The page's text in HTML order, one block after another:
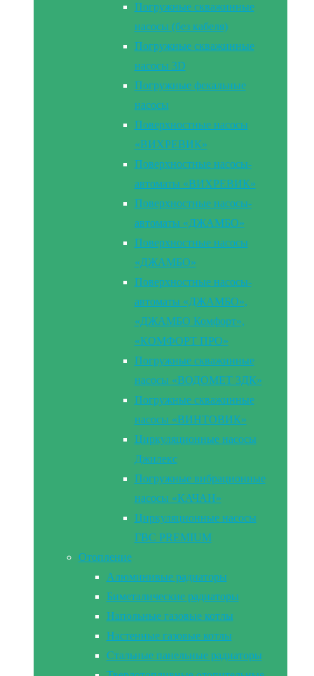
Погружные скважинные
насосы (без кабеля)
Погружные скважинные
насосы 3D
Погружные фекальные
насосы
Поверхностные насосы
«ВИХРЕВИК»
Поверхностные насосы-
автоматы «ВИХРЕВИК»
Поверхностные насосы-
автоматы «ДЖАМБО»
Поверхностные насосы
«ДЖАМБО»
Поверхностные насосы-
автоматы «ДЖАМБО»,
«ДЖАМБО Комфорт»,
«КОМФОРТ ПРО»
Погружные скважинные
насосы «ВОДОМЕТ 3ДК»
Погружные скважинные
насосы «ВИНТОВИК»
Циркуляционные насосы
Джилекс
Погружные вибрационные
насосы «КАЧАН»
Циркуляционные насосы
ГВС PREMIUM
Отопление
Алюминивые радиаторы
Биметалические радиаторы
Напольные газовые котлы
Настенные газовые котлы
Стальные панельные радиаторы